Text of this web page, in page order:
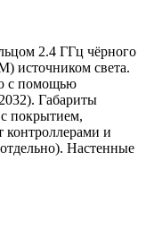
2.4 ГГц чёрного
источником света.
с помощью
Габариты
покрытием,
контроллерами и
Настенные